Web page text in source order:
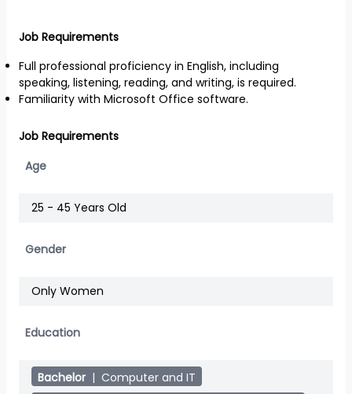
Job Requirements
Full professional proficiency in English, including
speaking, listening, reading, and writing, is required.
Familiarity with Microsoft Office software.
Job Requirements
Age
25 - 45 Years Old
Gender
Only Women
Education
Bachelor | Computer and IT